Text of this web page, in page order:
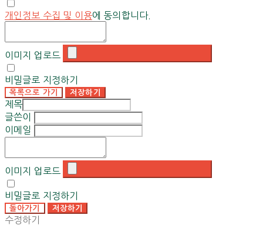
개인정보 수집 및 이용에 동의합니다.
이미지 업로드
비밀글로 지정하기
목록으로 가기 저장하기
제목
글쓴이
이메일
이미지 업로드
비밀글로 지정하기
돌아가기 저장하기
수정하기